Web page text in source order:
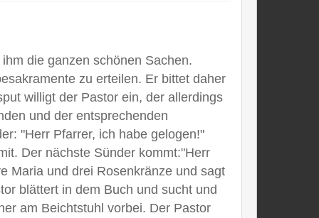
die ganzen schönen Sachen.
zu erteilen. Er bittet daher
willigt der Pastor ein, der allerdings
und der entsprechenden
"Herr Pfarrer, ich habe gelogen!"
Der nächste Sünder kommt:"Herr
Maria und drei Rosenkränze und sagt
blättert in dem Buch und sucht und
am Beichtstuhl vorbei. Der Pastor